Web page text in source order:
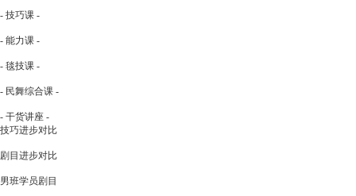
- 技巧课 -
- 能力课 -
- 毯技课 -
- 民舞综合课 -
- 干货讲座 -
技巧进步对比
剧目进步对比
男班学员剧目